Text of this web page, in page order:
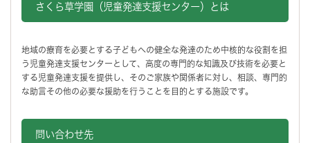
さくら草学園（児童発達支援センター）とは
地域の療育を必要とする子どもへの健全な発達のため中核的な役割を担
う児童発達支援センターとして、高度の専門的な知識及び技術を必要と
する児童発達支援を提供し、そのご家族や関係者に対し、相談、専門的
な助言その他の必要な援助を行うことを目的とする施設です。
問い合わせ先